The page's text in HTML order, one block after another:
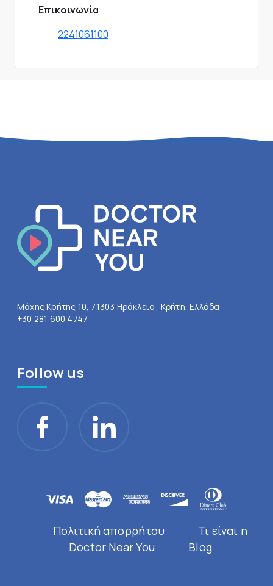
Επικοινωνία
2241061100
Μάχης Κρήτης 10, 71303 Ηράκλειο , Κρήτη, Ελλάδα
+30 281 600 4747
Follow us
Πολιτική απορρήτου
Τι είναι η
Doctor Near You
Blog